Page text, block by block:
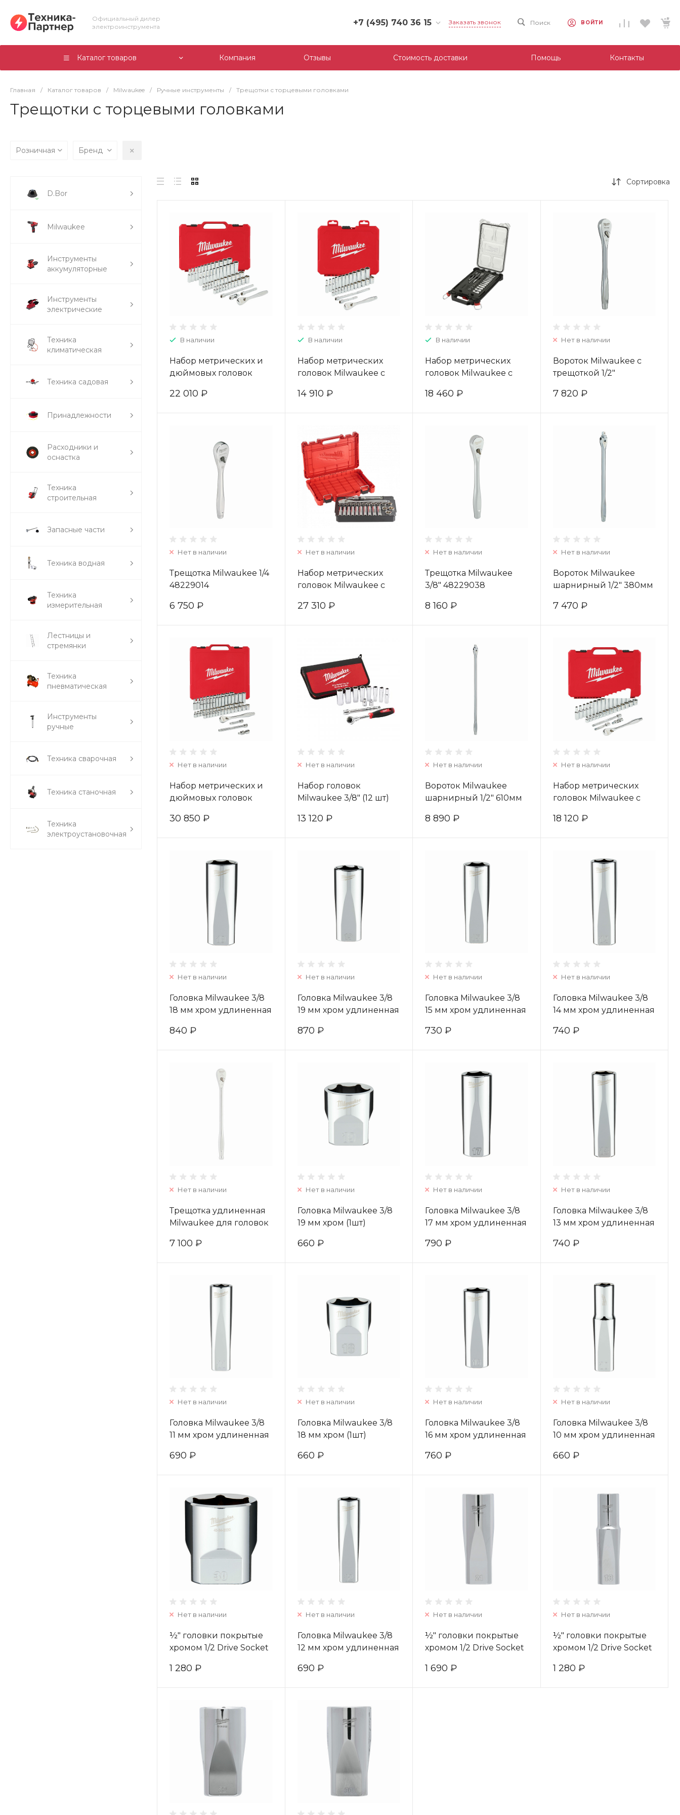
Официальный дилер
электроинструмента
+7 (495) 740 36 15
+7 (495) 740 36 15
г. Москва, Филевский
Заказать звонок Поиск ВОЙТИ
Каталог товаров Компания Отзывы Стоимость доставки Помощь Контакты
Главная / Каталог товаров / Milwaukee / Ручные инструменты / Трещотки с торцевыми головками
Трещотки с торцевыми головками
Розничная Бренд
D.Bor
Milwaukee
Инструменты
аккумуляторные
Инструменты
электрические
Техника
климатическая
Техника садовая
Принадлежности
Расходники и
оснастка
Техника
строительная
Запасные части
Техника водная
Техника
измерительная
Лестницы и
стремянки
Техника
пневматическая
Инструменты
ручные
Техника сварочная
Техника станочная
Техника
электроустановочная
Сортировка
В наличии
Набор метрических и
дюймовых головок
1/4" (50 шт) 4932464944
22 010 ₽
В наличии
Набор метрических
головок Milwaukee с
4932464943
14 910 ₽
В наличии
Набор метрических
головок Milwaukee с
органайзере
18 460 ₽
Нет в наличии
Вороток Milwaukee с
трещоткой 1/2"
7 820 ₽
Нет в наличии
Трещотка Milwaukee 1/4
48229014
6 750 ₽
Нет в наличии
Набор метрических
головок Milwaukee с
4932471864
27 310 ₽
Нет в наличии
Трещотка Milwaukee
3/8" 48229038
8 160 ₽
Нет в наличии
Вороток Milwaukee
шарнирный 1/2" 380мм
7 470 ₽
Нет в наличии
Набор метрических и
дюймовых головок
3/8" (56 шт) 4932464946
30 850 ₽
Нет в наличии
Набор головок
Milwaukee 3/8" (12 шт)
13 120 ₽
Нет в наличии
Вороток Milwaukee
шарнирный 1/2" 610мм
8 890 ₽
Нет в наличии
Набор метрических
головок Milwaukee с
4932464945
18 120 ₽
Нет в наличии
Головка Milwaukee 3/8
18 мм хром удлиненная
840 ₽
Нет в наличии
Головка Milwaukee 3/8
19 мм хром удлиненная
870 ₽
Нет в наличии
Головка Milwaukee 3/8
15 мм хром удлиненная
730 ₽
Нет в наличии
Головка Milwaukee 3/8
14 мм хром удлиненная
740 ₽
Нет в наличии
Трещотка удлиненная
Milwaukee для головок
7 100 ₽
Нет в наличии
Головка Milwaukee 3/8
19 мм хром (1шт)
660 ₽
Нет в наличии
Головка Milwaukee 3/8
17 мм хром удлиненная
790 ₽
Нет в наличии
Головка Milwaukee 3/8
13 мм хром удлиненная
740 ₽
Нет в наличии
Головка Milwaukee 3/8
11 мм хром удлиненная
690 ₽
Нет в наличии
Головка Milwaukee 3/8
18 мм хром (1шт)
660 ₽
Нет в наличии
Головка Milwaukee 3/8
16 мм хром удлиненная
760 ₽
Нет в наличии
Головка Milwaukee 3/8
10 мм хром удлиненная
660 ₽
Нет в наличии
½″ головки покрытые
хромом 1/2 Drive Socket
4932480027
1 280 ₽
Нет в наличии
Головка Milwaukee 3/8
12 мм хром удлиненная
690 ₽
Нет в наличии
½″ головки покрытые
хромом 1/2 Drive Socket
4932480041
1 690 ₽
Нет в наличии
½″ головки покрытые
хромом 1/2 Drive Socket
4932480033
1 280 ₽